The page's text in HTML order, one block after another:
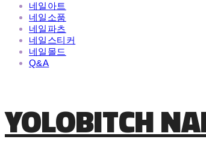
네일아트
네일소품
네일파츠
네일스티커
네일몰드
Q&A
YOLOBITCH